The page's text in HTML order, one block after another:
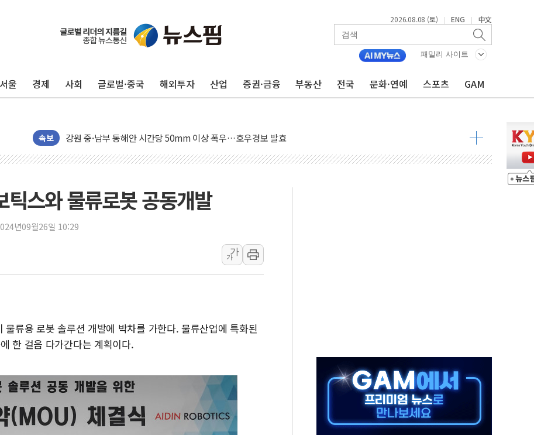
2026.08.08 (토) | ENG | 中文
패밀리 사이트
울 경제 사회 글로벌·중국 해외투자 산업 증권·금융 부동산 전국 문화·연예 스포츠 GAM
속보
동해중부 전 해상 풍랑주의보…10일까지 최대 3.5m 높은 물결
인제 용대리 계곡서 수위 상승으로 피서객 7명 고립…전원 구조
청양 밭에서 일하던 90대 숨져…온열질환 여부 조사
폭염에 車 운전면허 기능시험 오전 집중 편성…체감온도 38도 넘으면 중단
'호우 특보' 경북 울진 시간당 20~30mm 강한 비...가뭄 해소될 듯
주말 무더위·열대야 지속…내륙 곳곳 소나기
오세훈 "용산공원 주택 검토, 민주당 스스로 원칙 뒤집는 것"
충북 주말 무더위 지속…청주·진천 35도, 곳곳 소나기
10월 보완수사권 폐지·공소청 출범…피해자들 '범죄 사각지대' 우려
트럼프, 쿡 연준 이사 해임 재추진…"26일까지 의혹 소명" 요구
유럽증시, 美 고용 예상 밖 부진에 연준 금리 인상 가능성 낮아지며 상승… STOXX 600 지수는 나흘 연속 최고치
스와 물류로봇 공동개발
년09월26일 10:29
가
가
류용 로봇 솔루션 개발에 박차를 가한다. 물류산업에 특화된
한 걸음 다가간다는 계획이다.